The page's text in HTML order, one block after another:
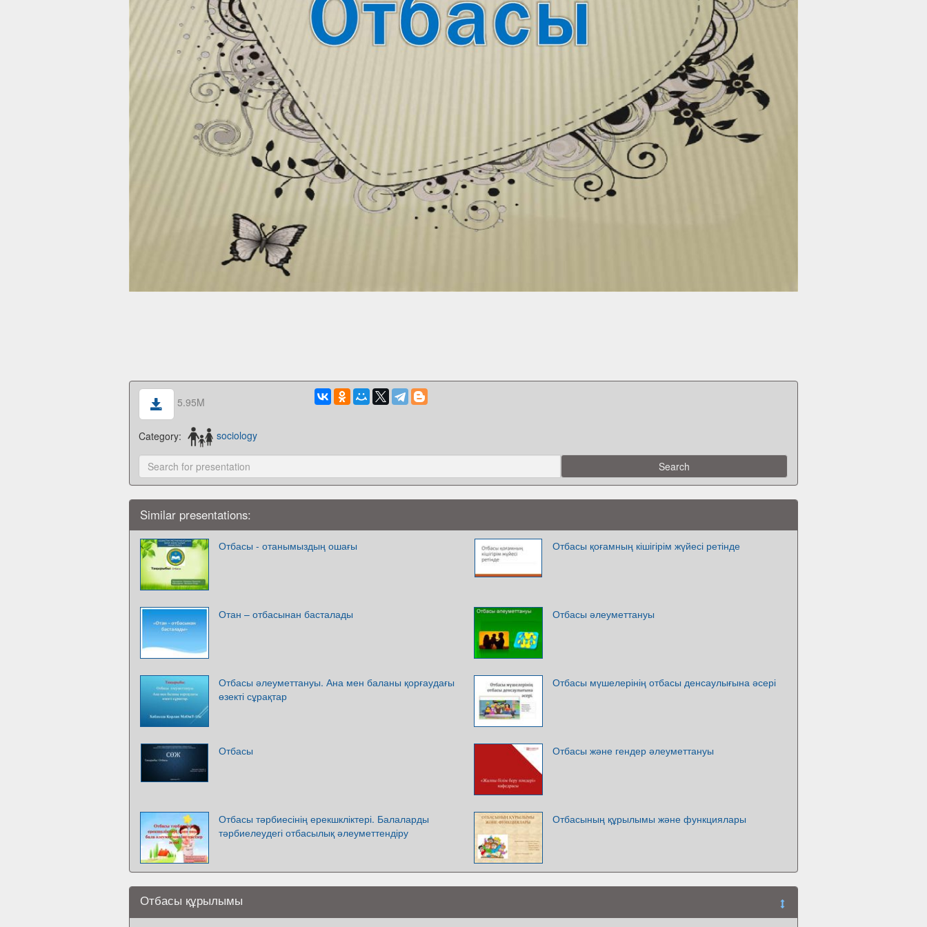
5.95M
Category: sociology
Similar presentations:
Отбасы - отанымыздың ошағы Отбасы қоғамның кішігірім жүйесі ретінде
Отан – отбасынан басталады Отбасы әлеуметтануы
Отбасы әлеуметтануы. Ана мен баланы қорғаудағы
өзекті сұрақтар
Отбасы мүшелерінің отбасы денсаулығына әсері
Отбасы Отбасы және гендер әлеуметтануы
Отбасы тәрбиесінің ерекшкліктері. Балаларды
тәрбиелеудегі отбасылық әлеуметтендіру
Отбасының құрылымы және функциялары
Отбасы құрылымы